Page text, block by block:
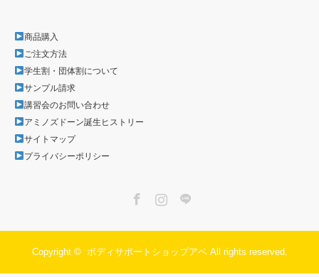
商品購入
ご注文方法
学生割・団体割について
サンプル請求
講習会のお問い合わせ
アミノズドーン誕生ヒストリー
サイトマップ
プライバシーポリシー
Copyright © ボディサポートショップアベAll rights reserved.